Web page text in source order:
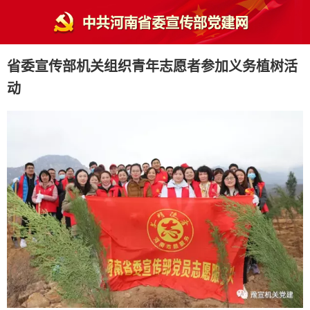
​省委宣传部机关组织青年志愿者参加义务植树活
动